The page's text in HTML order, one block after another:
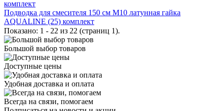
Подводка для смесителя 150 см М10 латунная гайка
AQUALINE (25) комплект
Показано: 1 - 22 из 22 (страниц 1).
Большой выбор товаров
Доступные цены
Удобная доставка и оплата
Всегда на связи, помогаем